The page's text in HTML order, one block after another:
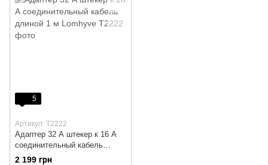
5
Артикул: T2222
Адаптер 32 А штекер к 16 А
соединительный кабель
длиной 1 м Lomhyve
2 199 грн